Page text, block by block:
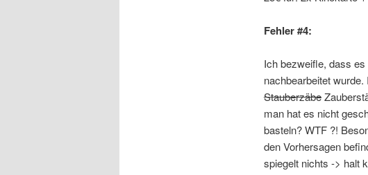
Fehler #4:
Ich bezweifle, dass
nachbearbeitet
Stauberzäbe
man hat es nicht
basteln? WTF ?!
den Vorhersagen
spiegelt nichts -> halt